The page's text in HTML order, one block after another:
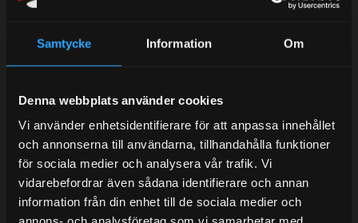
Samtycke Information Om
Denna webbplats använder cookies
Vi använder enhetsidentifierare för att anpassa innehållet
och annonserna till användarna, tillhandahålla funktioner
för sociala medier och analysera vår trafik. Vi
vidarebefordrar även sådana identifierare och annan
information från din enhet till de sociala medier och
Tel: 031- 51 66 60
BLOG